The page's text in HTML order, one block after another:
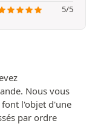
5/5
Nous vous
font l'objet d'une
par ordre